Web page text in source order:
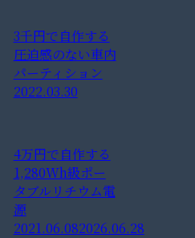
3千円で自作する
圧迫感のない車内
パーティション
2022.03.30
4万円で自作する
1,280Wh級ポー
タブルリチウム電
源
2021.06.082026.06.28